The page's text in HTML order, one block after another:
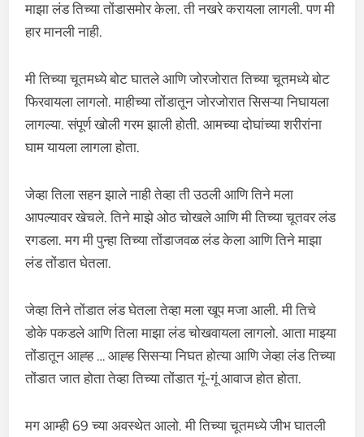
माझा लंड तिच्या तोंडासमोर केला. ती नखरे करायला लागली. पण मी
हार मानली नाही.
मी तिच्या चूतमध्ये बोट घातले आणि जोरजोरात तिच्या चूतमध्ये बोट
फिरवायला लागलो. माहीच्या तोंडातून जोरजोरात सिसऱ्या निघायला
लागल्या. संपूर्ण खोली गरम झाली होती. आमच्या दोघांच्या शरीरांना
घाम यायला लागला होता.
जेव्हा तिला सहन झाले नाही तेव्हा ती उठली आणि तिने मला
आपल्यावर खेचले. तिने माझे ओठ चोखले आणि मी तिच्या चूतवर लंड
रगडला. मग मी पुन्हा तिच्या तोंडाजवळ लंड केला आणि तिने माझा
लंड तोंडात घेतला.
जेव्हा तिने तोंडात लंड घेतला तेव्हा मला खूप मजा आली. मी तिचे
डोके पकडले आणि तिला माझा लंड चोखवायला लागलो. आता माझ्या
तोंडातून आह्ह … आह्ह सिसऱ्या निघत होत्या आणि जेव्हा लंड तिच्या
तोंडात जात होता तेव्हा तिच्या तोंडात गूं-गूं आवाज होत होता.
मग आम्ही 69 च्या अवस्थेत आलो. मी तिच्या चूतमध्ये जीभ घातली